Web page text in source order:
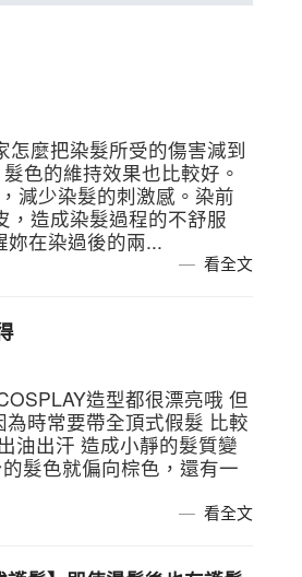
麼把染髮所受的傷害減到
色的維持效果也比較好。
減少染髮的刺激感。染前
，造成染髮過程的不舒服
在染過後的兩...
看全文
造型都很漂亮哦 但
時常要帶全頂式假髮 比較
油出汗 造成小靜的髮質變
髮色就偏向棕色，還有一
看全文